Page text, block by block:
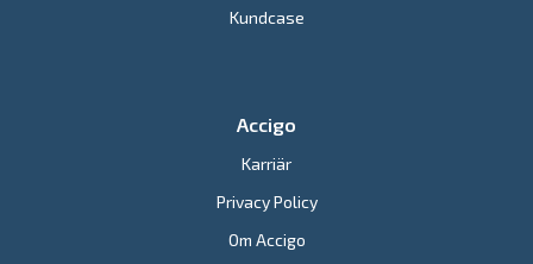
Kundcase
Accigo
Karriär
Privacy Policy
Om Accigo